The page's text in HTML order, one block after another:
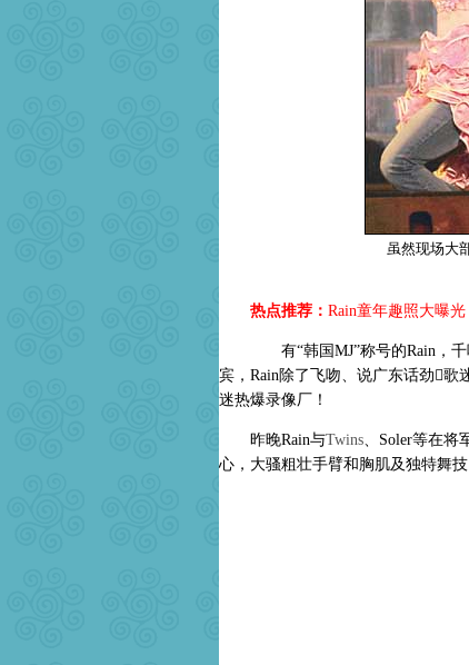
虽然现场大
热点推荐： Rain童年趣照大曝光
有“韩国MJ”称号的Rain，千呼
宾，Rain除了飞吻、说广东话劲歌
迷热爆录像厂！
昨晚Rain与Twins、Soler等在将
心，大骚粗壮手臂和胸肌及独特舞